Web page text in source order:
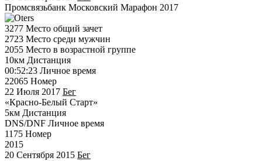
Промсвязьбанк Московский Марафон 2017
3277 Место общий зачет
2723 Место среди мужчин
2055 Место в возрастной группе
10км Дистанция
00:52:23 Личное время
22065 Номер
22 Июля 2017 Бег
«Красно-Белый Старт»
5км Дистанция
DNS/DNF Личное время
1175 Номер
2015
20 Сентября 2015 Бег